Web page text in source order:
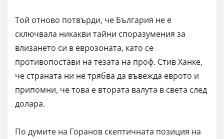
Той отново потвърди, че България не е
сключвала никакви тайни споразумения за
влизането си в еврозоната, като се
противопостави на тезата на проф. Стив Ханке,
че страната ни не трябва да въвежда еврото и
припомни, че това е втората валута в света след
долара.
По думите на Горанов скептичната позиция на